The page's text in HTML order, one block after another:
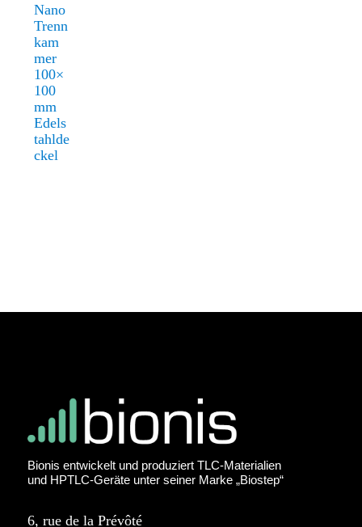
Nano
Trenn
kam
mer
100×
100
mm
Edels
tahlde
ckel
Bionis entwickelt und produziert TLC-Materialien
und HPTLC-Geräte unter seiner Marke „Biostep“
6, rue de la Prévôté